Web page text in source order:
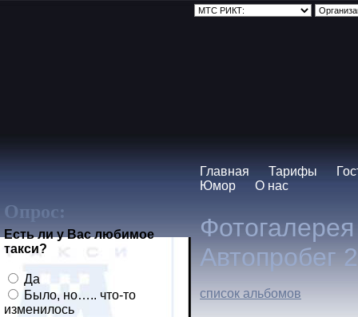
Главная Тарифы
Юмор
О нас
Опрос:
Есть ли у Вас любимое
такси?
Да
Было, но….. что-то
изменилось
Фотогалерея
Автопробег
список альбомов